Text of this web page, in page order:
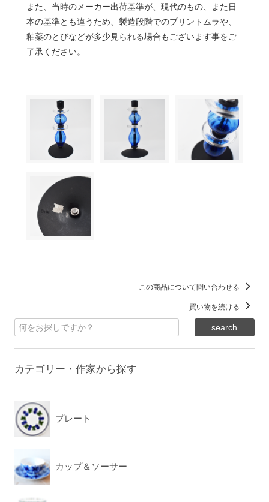
また、当時のメーカー出荷基準が、現代のもの、また日
本の基準とも違うため、製造段階でのプリントムラや、
釉薬のとびなどが多少見られる場合もございます事をご
了承ください。
この商品について問い合わせる
買い物を続ける
カテゴリー・作家から探す
プレート
カップ＆ソーサー